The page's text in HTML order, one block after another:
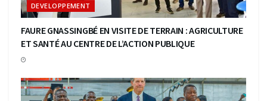
DEVELOPPEMENT
FAURE GNASSINGBÉ EN VISITE DE TERRAIN : AGRICULTURE
ET SANTÉ AU CENTRE DE L’ACTION PUBLIQUE